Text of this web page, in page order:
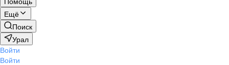
Ещё
Поиск
Урал
Войти
Войти